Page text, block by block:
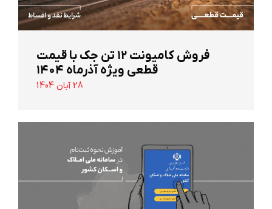
‌فروش کامیونت ۱۲ تن جک با قیمت
قطعی ویژه آذرماه ۱۴۰۴
28 آبان 1404